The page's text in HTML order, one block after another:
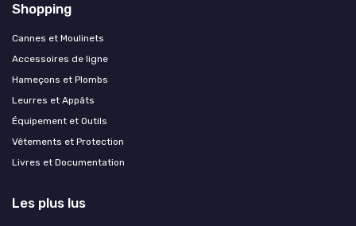
Shopping
Cannes et Moulinets
Accessoires de ligne
Hameçons et Plombs
Leurres et Appâts
Équipement et Outils
Vêtements et Protection
Livres et Documentation
Les plus lus